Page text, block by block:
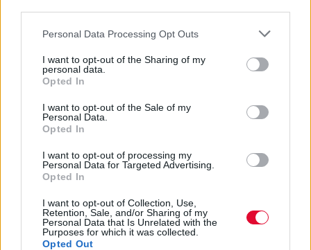
Personal Data Processing Opt Outs
I want to opt-out of the Sharing of my
personal data.
Opted In
I want to opt-out of the Sale of my
Personal Data.
Opted In
I want to opt-out of processing my
Personal Data for Targeted Advertising.
Opted In
I want to opt-out of Collection, Use,
Retention, Sale, and/or Sharing of my
Personal Data that Is Unrelated with the
Purposes for which it was collected.
Opted Out
WHAT TO WEAR
Back to black: Το μαύρο έχει πάντα μια θέση
στην καλοκαιρινή μου γκαρνταρόμπα
Fashion: όλα για τη μόδα από το allyou.gr